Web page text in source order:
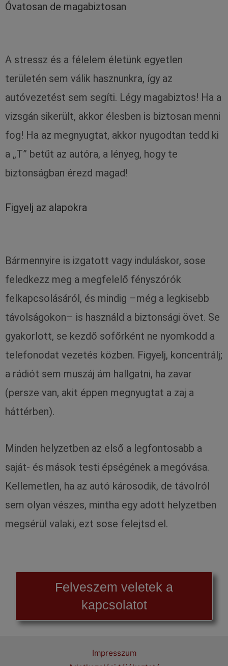
Óvatosan de magabiztosan
A stressz és a félelem életünk egyetlen
területén sem válik hasznunkra, így az
autóvezetést sem segíti. Légy magabiztos! Ha a
vizsgán sikerült, akkor élesben is biztosan menni
fog! Ha az megnyugtat, akkor nyugodtan tedd ki
a „T” betűt az autóra, a lényeg, hogy te
biztonságban érezd magad!
Figyelj az alapokra
Bármennyire is izgatott vagy induláskor, sose
feledkezz meg a megfelelő fényszórók
felkapcsolásáról, és mindig –még a legkisebb
távolságokon– is használd a biztonsági övet. Se
gyakorlott, se kezdő sofőrként ne nyomkodd a
telefonodat vezetés közben. Figyelj, koncentrálj;
a rádiót sem muszáj ám hallgatni, ha zavar
(persze van, akit éppen megnyugtat a zaj a
háttérben).
Minden helyzetben az első a legfontosabb a
saját- és mások testi épségének a megóvása.
Kellemetlen, ha az autó károsodik, de távolról
sem olyan vészes, mintha egy adott helyzetben
megsérül valaki, ezt sose felejtsd el.
Felveszem veletek a
kapcsolatot
Impresszum